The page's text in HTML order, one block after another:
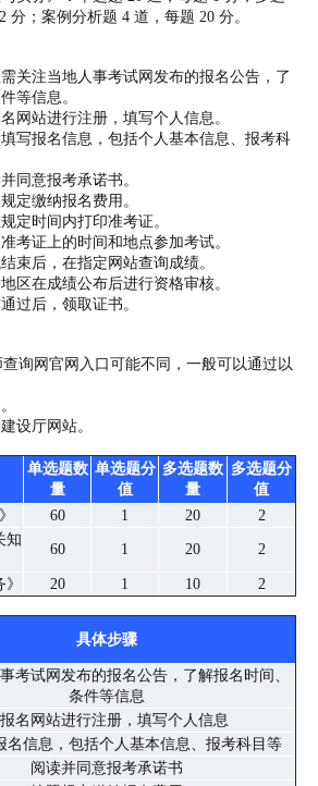
分；案例分析题 4 道，每题 20 分。
关注当地人事考试网发布的报名公告，了
等信息。
网站进行注册，填写个人信息。
写报名信息，包括个人基本信息、报考科
同意报考承诺书。
定缴纳报名费用。
定时间内打印准考证。
考证上的时间和地点参加考试。
束后，在指定网站查询成绩。
区在成绩公布后进行资格审核。
过后，领取证书。
询网官网入口可能不同，一般可以通过以
设厅网站。
单选题数
量
单选题分
值
多选题数
量
多选题分
值
60 1 20
2
知
60 1 20
2
20 1 10 2
具体步骤
考试网发布的报名公告，了解报名时间、
条件等信息
名网站进行注册，填写个人信息
名信息，包括个人基本信息、报考科目等
阅读并同意报考承诺书